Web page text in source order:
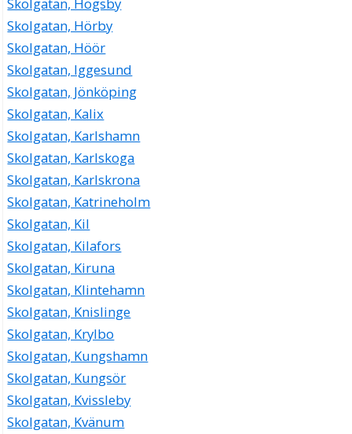
Skolgatan, Högsby
Skolgatan, Hörby
Skolgatan, Höör
Skolgatan, Iggesund
Skolgatan, Jönköping
Skolgatan, Kalix
Skolgatan, Karlshamn
Skolgatan, Karlskoga
Skolgatan, Karlskrona
Skolgatan, Katrineholm
Skolgatan, Kil
Skolgatan, Kilafors
Skolgatan, Kiruna
Skolgatan, Klintehamn
Skolgatan, Knislinge
Skolgatan, Krylbo
Skolgatan, Kungshamn
Skolgatan, Kungsör
Skolgatan, Kvissleby
Skolgatan, Kvänum